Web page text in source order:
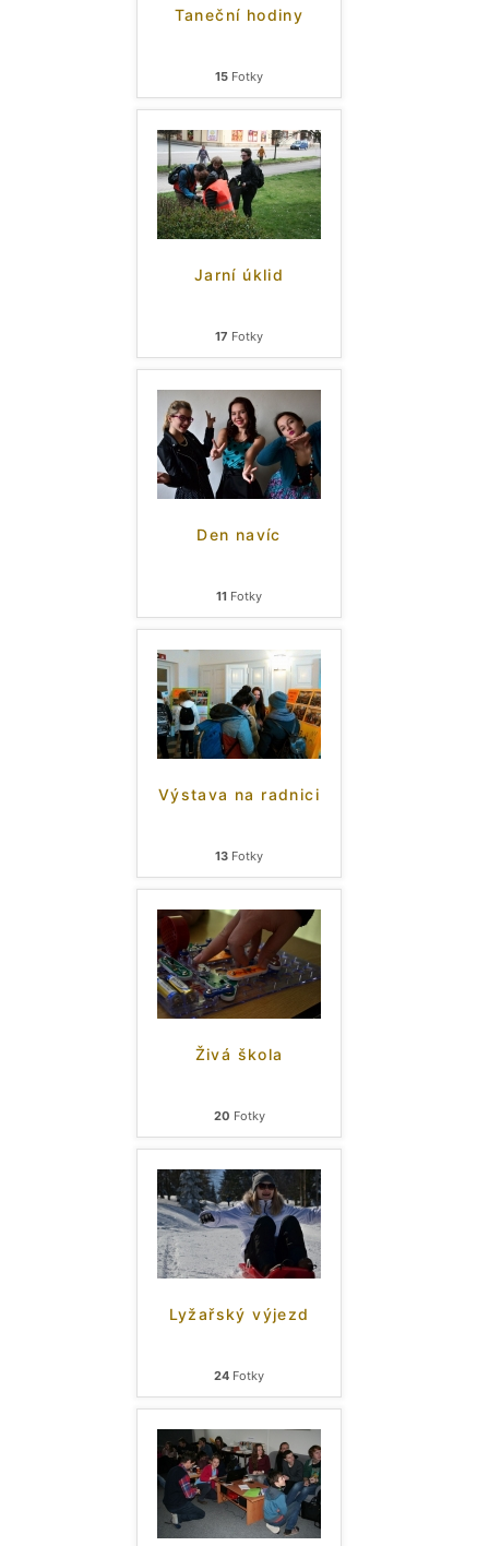
Taneční hodiny
15 Fotky
Jarní úklid
17 Fotky
Den navíc
11 Fotky
Výstava na radnici
13 Fotky
Živá škola
20 Fotky
Lyžařský výjezd
24 Fotky